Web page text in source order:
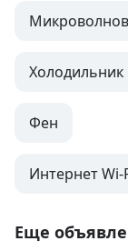
Холодильник
Фен
Интернет Wi-
Еще